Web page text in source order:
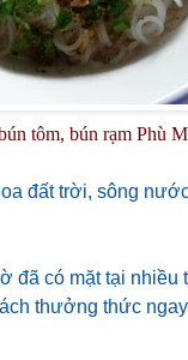
tôm, bún rạm Phù
đất trời, sông
đã có mặt tại nhiều
thưởng thức